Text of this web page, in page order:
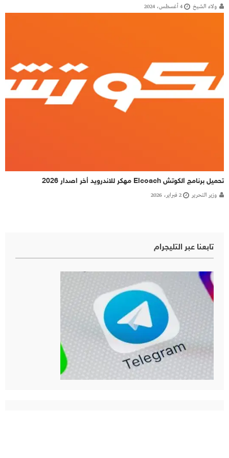
ولاء الشيخ 4 أغسطس، 2024
تحميل برنامج الكوتش Elcoach مهكر للاندرويد أخر اصدار 2026
وزير التحرير 2 فبراير، 2026
تابعنا عبر التليجرام